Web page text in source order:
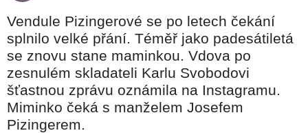
Vendule Pizingerové se po letech čekání
splnilo velké přání. Téměř jako padesátiletá
se znovu stane maminkou. Vdova po
zesnulém skladateli Karlu Svobodovi
šťastnou zprávu oznámila na Instagramu.
Miminko čeká s manželem Josefem
Pizingerem.